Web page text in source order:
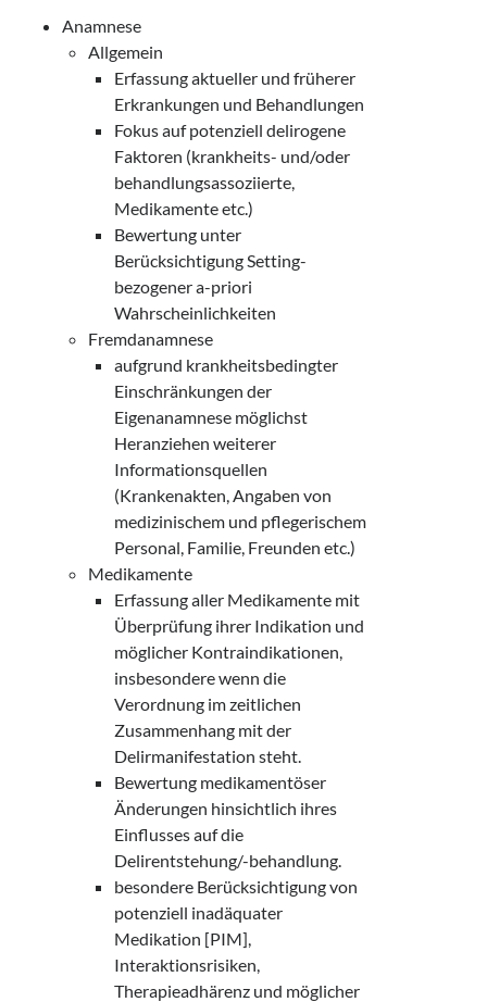
Anamnese
Allgemein
Erfassung aktueller und früherer
Erkrankungen und Behandlungen
Fokus auf potenziell delirogene
Faktoren (krankheits- und/oder
behandlungsassoziierte,
Medikamente etc.)
Bewertung unter
Berücksichtigung Setting-
bezogener a-priori
Wahrscheinlichkeiten
Fremdanamnese
aufgrund krankheitsbedingter
Einschränkungen der
Eigenanamnese möglichst
Heranziehen weiterer
Informationsquellen
(Krankenakten, Angaben von
medizinischem und pflegerischem
Personal, Familie, Freunden etc.)
Medikamente
Erfassung aller Medikamente mit
Überprüfung ihrer Indikation und
möglicher Kontraindikationen,
insbesondere wenn die
Verordnung im zeitlichen
Zusammenhang mit der
Delirmanifestation steht.
Bewertung medikamentöser
Änderungen hinsichtlich ihres
Einflusses auf die
Delirentstehung/-behandlung.
besondere Berücksichtigung von
potenziell inadäquater
Medikation [PIM],
Interaktionsrisiken,
Therapieadhärenz und möglicher